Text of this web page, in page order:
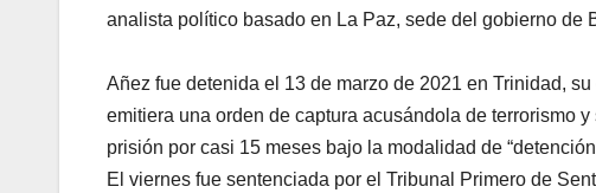
analista político basado en La Paz, sede del gobierno de
Añez fue detenida el 13 de marzo de 2021 en Trinidad,
emitiera una orden de captura acusándola de terrorismo
prisión por casi 15 meses bajo la modalidad de
El viernes fue sentenciada por el Tribunal Primero de